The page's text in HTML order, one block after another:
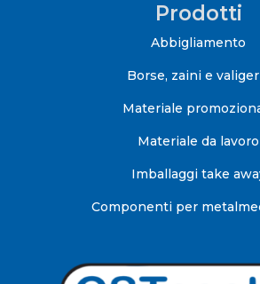
Prodotti
Abbigliamento
Borse, zaini e
Materiale
Materiale da lavoro
Imballaggi take
Componenti per